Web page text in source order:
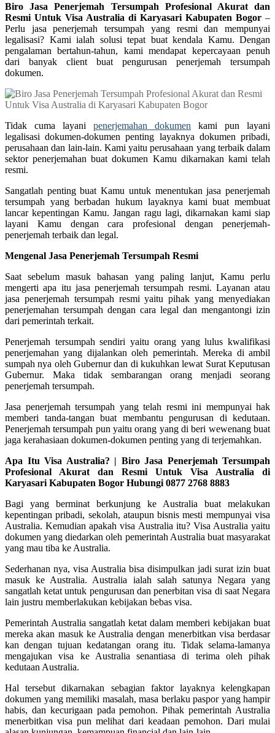
Biro Jasa Penerjemah Tersumpah Profesional Akurat dan
Resmi Untuk Visa Australia di Karyasari Kabupaten Bogor –
Perlu jasa penerjemah tersumpah yang resmi dan mempunyai
legalisasi? Kami ialah solusi tepat buat kendala Kamu. Dengan
pengalaman bertahun-tahun, kami mendapat kepercayaan penuh
dari banyak client buat pengurusan penerjemah tersumpah
dokumen.
Tidak cuma layani penerjemahan dokumen kami pun layani
legalisasi dokumen-dokumen penting layaknya dokumen pribadi,
perusahaan dan lain-lain. Kami yaitu perusahaan yang terbaik dalam
sektor penerjemahan buat dokumen Kamu dikarnakan kami telah
resmi.
Sangatlah penting buat Kamu untuk menentukan jasa penerjemah
tersumpah yang berbadan hukum layaknya kami buat membuat
lancar kepentingan Kamu. Jangan ragu lagi, dikarnakan kami siap
layani Kamu dengan cara profesional dengan penerjemah-
penerjemah terbaik dan legal.
Mengenal Jasa Penerjemah Tersumpah Resmi
Saat sebelum masuk bahasan yang paling lanjut, Kamu perlu
mengerti apa itu jasa penerjemah tersumpah resmi. Layanan atau
jasa penerjemah tersumpah resmi yaitu pihak yang menyediakan
penerjemahan tersumpah dengan cara legal dan mengantongi izin
dari pemerintah terkait.
Penerjemah tersumpah sendiri yaitu orang yang lulus kwalifikasi
penerjemahan yang dijalankan oleh pemerintah. Mereka di ambil
sumpah nya oleh Gubernur dan di kukuhkan lewat Surat Keputusan
Gubernur. Maka tidak sembarangan orang menjadi seorang
penerjemah tersumpah.
Jasa penerjemah tersumpah yang telah resmi ini mempunyai hak
memberi tanda-tangan buat membantu pengurusan di kedutaan.
Penerjemah tersumpah pun yaitu orang yang di beri wewenang buat
jaga kerahasiaan dokumen-dokumen penting yang di terjemahkan.
Apa Itu Visa Australia? | Biro Jasa Penerjemah Tersumpah
Profesional Akurat dan Resmi Untuk Visa Australia di
Karyasari Kabupaten Bogor Hubungi 0877 2768 8883
Bagi yang berminat berkunjung ke Australia buat melakukan
kepentingan pribadi, sekolah, ataupun bisnis mesti mempunyai visa
Australia. Kemudian apakah visa Australia itu? Visa Australia yaitu
dokumen yang diedarkan oleh pemerintah Australia buat masyarakat
yang mau tiba ke Australia.
Sederhanan nya, visa Australia bisa disimpulkan jadi surat izin buat
masuk ke Australia. Australia ialah salah satunya Negara yang
sangatlah ketat untuk pengurusan dan penerbitan visa di saat Negara
lain justru memberlakukan kebijakan bebas visa.
Pemerintah Australia sangatlah ketat dalam memberi kebijakan buat
mereka akan masuk ke Australia dengan menerbitkan visa berdasar
kan dengan tujuan kedatangan orang itu. Tidak selama-lamanya
mengajukan visa ke Australia senantiasa di terima oleh pihak
kedutaan Australia.
Hal tersebut dikarnakan sebagian faktor layaknya kelengkapan
dokumen yang memiliki masalah, masa berlaku paspor yang hampir
habis, dan kecurigaan pada pemohon. Pihak pemerintah Australia
menerbitkan visa pun melihat dari keadaan pemohon. Dari mulai